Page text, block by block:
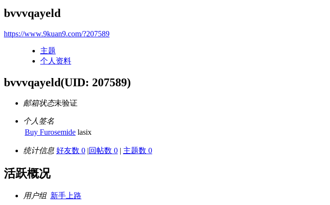
bvvvqayeld
https://www.9kuan9.com/?207589
主题
个人资料
bvvvqayeld(UID: 207589)
邮箱状态未验证
个人签名
Buy Furosemide lasix
统计信息 好友数 0 |回帖数 0 | 主题数 0
活跃概况
用户组 新手上路